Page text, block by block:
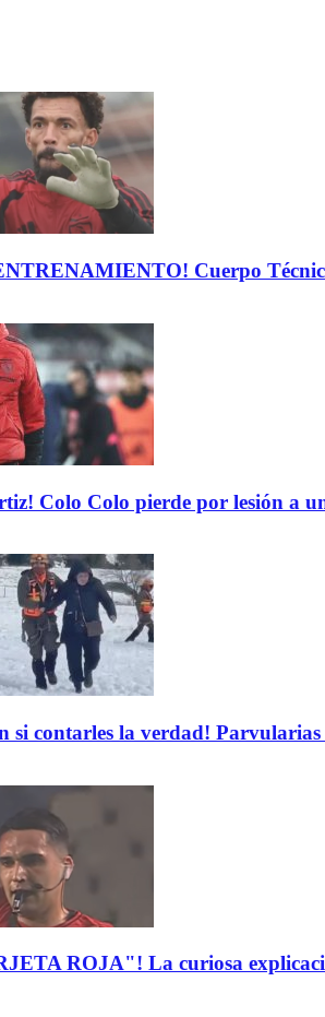
Cuerpo
Colo Colo pierde por lesión a
si contarles la verdad!
ROJA"! La curiosa